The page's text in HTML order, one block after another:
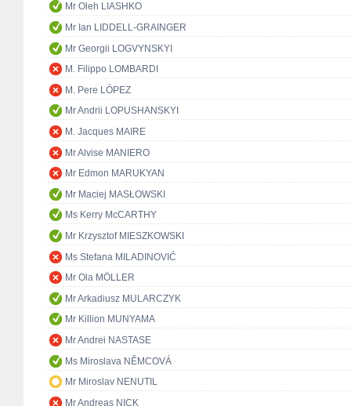
Mr Oleh LIASHKO
Mr Ian LIDDELL-GRAINGER
Mr Georgii LOGVYNSKYI
M. Filippo LOMBARDI
M. Pere LÓPEZ
Mr Andrii LOPUSHANSKYI
M. Jacques MAIRE
Mr Alvise MANIERO
Mr Edmon MARUKYAN
Mr Maciej MASŁOWSKI
Ms Kerry McCARTHY
Mr Krzysztof MIESZKOWSKI
Ms Stefana MILADINOVIĆ
Mr Ola MÖLLER
Mr Arkadiusz MULARCZYK
Mr Killion MUNYAMA
Mr Andrei NASTASE
Ms Miroslava NĚMCOVÁ
Mr Miroslav NENUTIL
Mr Andreas NICK